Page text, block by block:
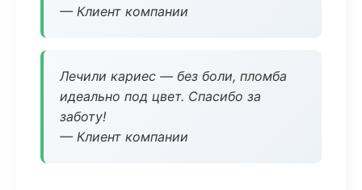
— Клиент компании
Лечили кариес — без боли, пломба
идеально под цвет. Спасибо за
заботу!
— Клиент компании